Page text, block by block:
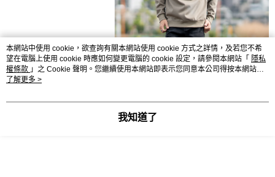
本網站中使用 cookie，欲查詢有關本網站使用 cookie 方式之詳情，及若您不希
望在電腦上使用 cookie 時應如何變更電腦的 cookie 設定，請參閱本網站「 隱私
權條款 」之 Cookie 聲明。您繼續使用本網站即表示您同意本公司得按本網站使
用條款之 Cookie 聲明使用 cookie。
了解更多 >
我知道了